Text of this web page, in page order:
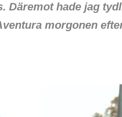
Däremot hade jag
morgonen